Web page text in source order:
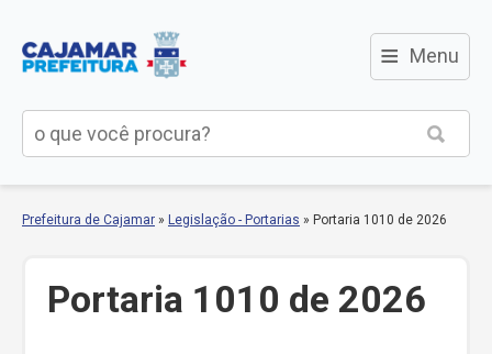
≡ Menu
Prefeitura de Cajamar » Legislação - Portarias » Portaria 1010 de 2026
Portaria 1010 de 2026